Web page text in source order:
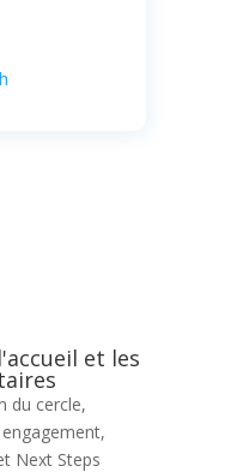
et les
du cercle,
,
Next Steps